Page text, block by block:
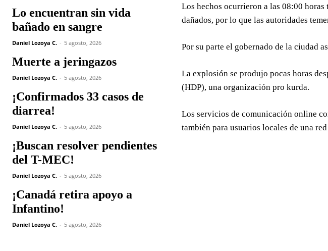
Lo encuentran sin vida
bañado en sangre
Daniel Lozoya C. - 5 agosto, 2026
Muerte a jeringazos
Daniel Lozoya C. - 5 agosto, 2026
¡Confirmados 33 casos de
diarrea!
Daniel Lozoya C. - 5 agosto, 2026
¡Buscan resolver pendientes
del T-MEC!
Daniel Lozoya C. - 5 agosto, 2026
¡Canadá retira apoyo a
Infantino!
Daniel Lozoya C. - 5 agosto, 2026
Los hechos ocurrieron a las 08:00
dañados, por lo que las autoridades
Por su parte el gobernado de la ciudad
La explosión se produjo pocas horas
(HDP), una organización pro kurda.
Los servicios de comunicación online
también para usuarios locales de una